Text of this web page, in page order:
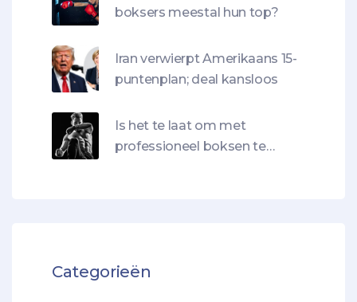
boksers meestal hun top?
Iran verwierpt Amerikaans 15-
puntenplan; deal kansloos
Is het te laat om met
professioneel boksen te
Categorieën